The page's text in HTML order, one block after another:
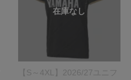
【S～4XL】2026/27ユニフ